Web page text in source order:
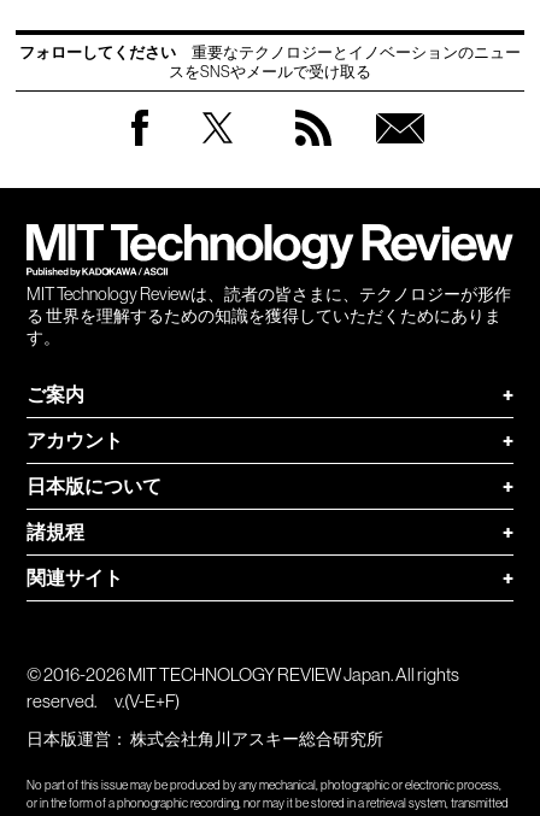
フォローしてください
重要なテクノロジーとイノベーションのニュー
スをSNSやメールで受け取る
MIT Technology Reviewは、読者の皆さまに、テクノロジーが形作
る 世界を理解するための知識を獲得していただくためにありま
す。
ご案内
+
アカウント
+
日本版について
+
諸規程
+
関連サイト
+
© 2016-2026 MIT TECHNOLOGY REVIEW Japan. All rights
reserved.
v.(V-E+F)
日本版運営：株式会社角川アスキー総合研究所
No part of this issue may be produced by any mechanical, photographic or electronic process,
or in the form of a phonographic recording, nor may it be stored in a retrieval system, transmitted